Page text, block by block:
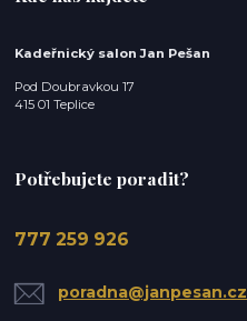
Kadeřnický salon Jan Pešan
Pod Doubravkou 17
415 01 Teplice
Potřebujete poradit?
777 259 926
poradna@janpesan.cz